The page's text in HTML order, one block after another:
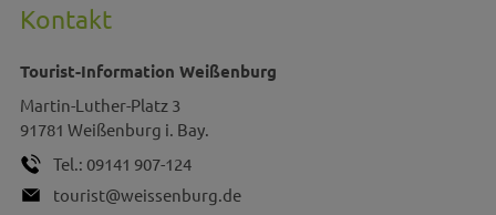
Kontakt
Tourist-Information Weißenburg
Martin-Luther-Platz 3
91781 Weißenburg i. Bay.
Tel.: 09141 907-124
tourist@weissenburg.de